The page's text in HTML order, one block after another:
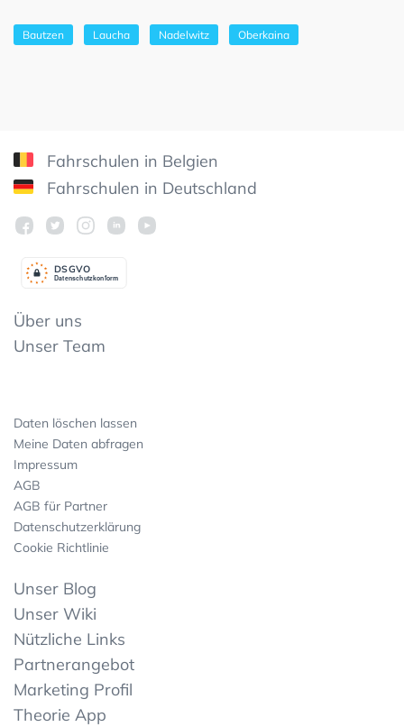
Bautzen Laucha Nadelwitz Oberkaina
Fahrschulen in Belgien
Fahrschulen in Deutschland
Datenschutzkonform
DSGVO
Über uns
Unser Team
Daten löschen lassen
Meine Daten abfragen
Impressum
AGB
AGB für Partner
Datenschutzerklärung
Cookie Richtlinie
Unser Blog
Unser Wiki
Nützliche Links
Partnerangebot
Marketing Profil
Theorie App